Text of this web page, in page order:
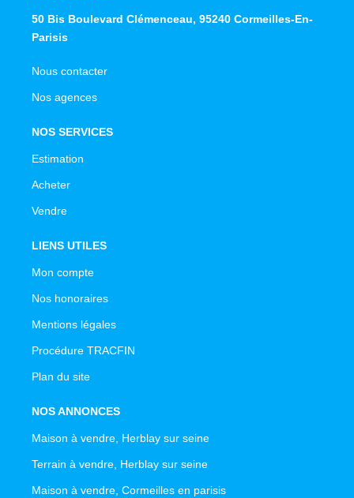
50 Bis Boulevard Clémenceau, 95240 Cormeilles-En-
Parisis
Nous contacter
Nos agences
NOS SERVICES
Estimation
Acheter
Vendre
LIENS UTILES
Mon compte
Nos honoraires
Mentions légales
Procédure TRACFIN
Plan du site
NOS ANNONCES
Maison à vendre, Herblay sur seine
Terrain à vendre, Herblay sur seine
Maison à vendre, Cormeilles en parisis